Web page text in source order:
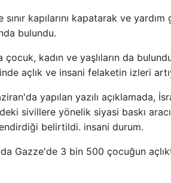
kapılarını kapatarak ve
bulundu.
kadın ve yaşlıların da
açlık ve insani felaketin izleri
yapılan yazılı açıklamada,
sivillere yönelik siyasi baskı
belirtildi. insani durum.
Gazze'de 3 bin 500 çocuğun